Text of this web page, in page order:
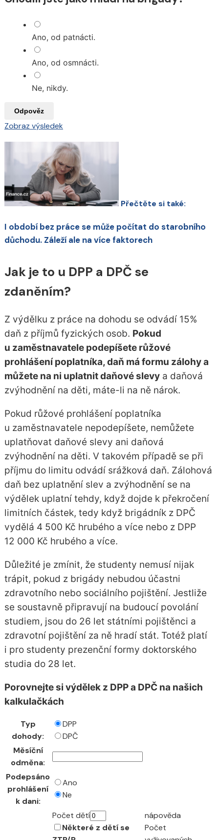
Ano, od patnácti.
Ano, od osmnácti.
Ne, nikdy.
Odpověz
Zobraz výsledek
Přečtěte si také:
I období bez práce se může počítat do starobního
důchodu. Záleží ale na více faktorech
Jak je to u DPP a DPČ se
zdaněním?
Z výdělku z práce na dohodu se odvádí 15%
daň z příjmů fyzických osob. Pokud
u zaměstnavatele podepíšete růžové
prohlášení poplatníka, daň má formu zálohy a
můžete na ni uplatnit daňové slevya daňová
zvýhodnění na děti, máte-li na ně nárok.
Pokud růžové prohlášení poplatníka
u zaměstnavatele nepodepíšete, nemůžete
uplatňovat daňové slevy ani daňová
zvýhodnění na děti. V takovém případě se při
příjmu do limitu odvádí srážková daň. Zálohová
daň bez uplatnění slev a zvýhodnění se na
výdělek uplatní tehdy, když dojde k překročení
limitních částek, tedy když brigádník z DPČ
vydělá 4 500 Kč hrubého a více nebo z DPP
12 000 Kč hrubého a více.
Důležité je zmínit, že studenty nemusí nijak
trápit, pokud z brigády nebudou účastni
zdravotního nebo sociálního pojištění. Jestliže
se soustavně připravují na budoucí povolání
studiem, jsou do 26 let státními pojištěnci a
zdravotní pojištění za ně hradí stát. Totéž platí
i pro studenty prezenční formy doktorského
studia do 28 let.
Porovnejte si výdělek z DPP a DPČ na našich
kalkulačkách
Typ
dohody:
DPP
DPČ
Měsíční
odměna:
Podepsáno
prohlášení
k dani:
Ano
Ne
Počet dětí
Některé z dětí se
nápověda
Počet